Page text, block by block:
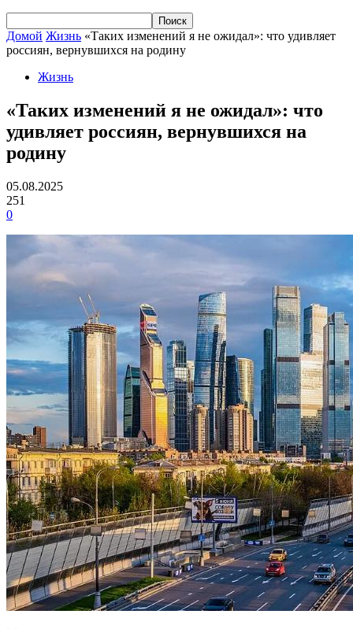
Домой Жизнь «Таких изменений я не ожидал»: что удивляет
россиян, вернувшихся на родину
Жизнь
«Таких изменений я не ожидал»: что
удивляет россиян, вернувшихся на
родину
05.08.2025
251
0